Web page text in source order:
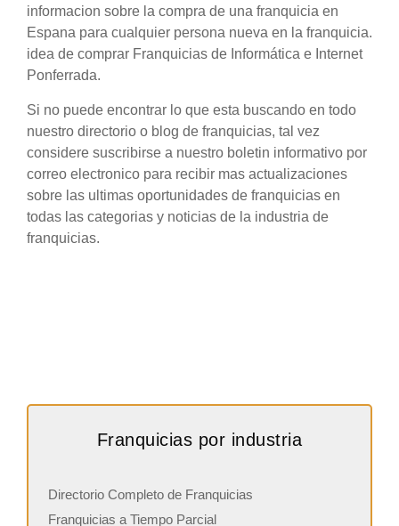
informacion sobre la compra de una franquicia en
Espana para cualquier persona nueva en la franquicia.
idea de comprar Franquicias de Informática e Internet
Ponferrada.
Si no puede encontrar lo que esta buscando en todo
nuestro directorio o blog de franquicias, tal vez
considere suscribirse a nuestro boletin informativo por
correo electronico para recibir mas actualizaciones
sobre las ultimas oportunidades de franquicias en
todas las categorias y noticias de la industria de
franquicias.
Franquicias por industria
Directorio Completo de Franquicias
Franquicias a Tiempo Parcial